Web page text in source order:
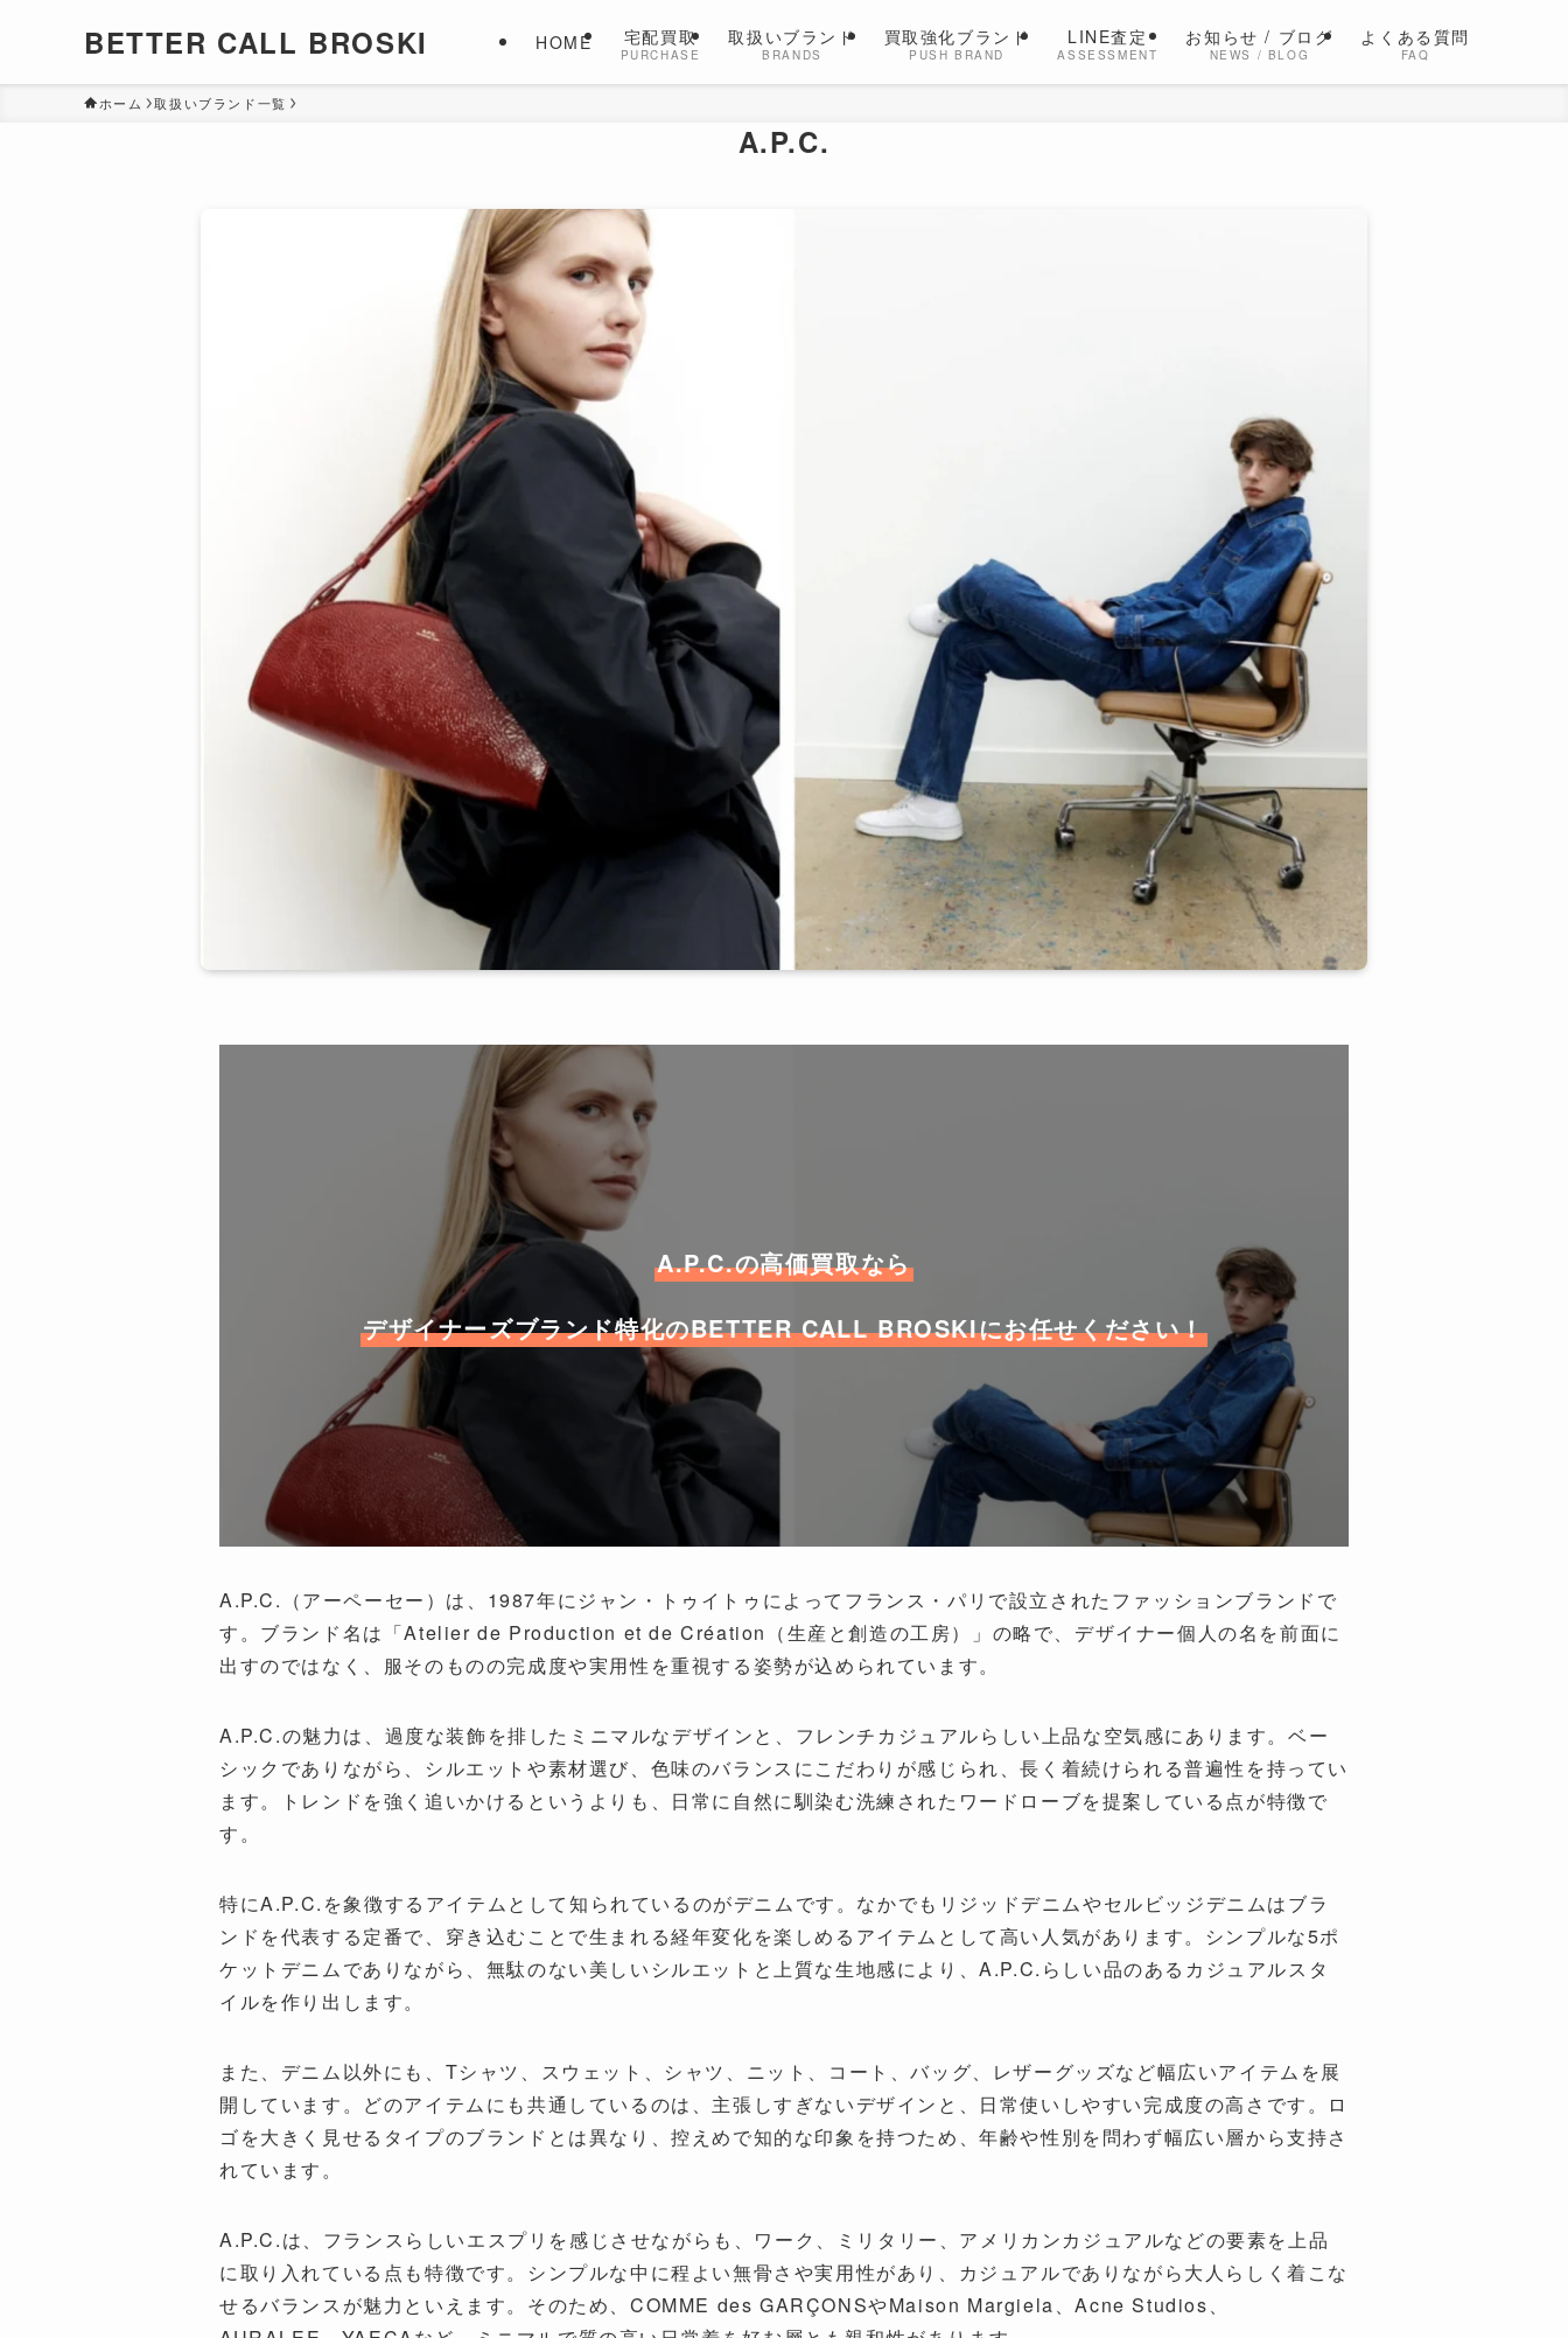
BETTER CALL BROSKI HOME 宅配買取
PURCHASE
取扱いブランド
BRANDS
買取強化ブランド
PUSH BRAND
LINE査定
ASSESSMENT
お知らせ / ブログ
NEWS / BLOG
よくある質問
FAQ
ホーム 取扱いブランド一覧
A.P.C.
A.P.C.の高価買取なら
デザイナーズブランド特化のBETTER CALL BROSKIにお任せください！
A.P.C.（アーペーセー）は、1987年にジャン・トゥイトゥによってフランス・パリで設立されたファッションブランドで
す。ブランド名は「Atelier de Production et de Création（生産と創造の工房）」の略で、デザイナー個人の名を前面に
出すのではなく、服そのものの完成度や実用性を重視する姿勢が込められています。
A.P.C.の魅力は、過度な装飾を排したミニマルなデザインと、フレンチカジュアルらしい上品な空気感にあります。ベー
シックでありながら、シルエットや素材選び、色味のバランスにこだわりが感じられ、長く着続けられる普遍性を持ってい
ます。トレンドを強く追いかけるというよりも、日常に自然に馴染む洗練されたワードローブを提案している点が特徴で
す。
特にA.P.C.を象徴するアイテムとして知られているのがデニムです。なかでもリジッドデニムやセルビッジデニムはブラ
ンドを代表する定番で、穿き込むことで生まれる経年変化を楽しめるアイテムとして高い人気があります。シンプルな5ポ
ケットデニムでありながら、無駄のない美しいシルエットと上質な生地感により、A.P.C.らしい品のあるカジュアルスタ
イルを作り出します。
また、デニム以外にも、Tシャツ、スウェット、シャツ、ニット、コート、バッグ、レザーグッズなど幅広いアイテムを展
開しています。どのアイテムにも共通しているのは、主張しすぎないデザインと、日常使いしやすい完成度の高さです。ロ
ゴを大きく見せるタイプのブランドとは異なり、控えめで知的な印象を持つため、年齢や性別を問わず幅広い層から支持さ
れています。
A.P.C.は、フランスらしいエスプリを感じさせながらも、ワーク、ミリタリー、アメリカンカジュアルなどの要素を上品
に取り入れている点も特徴です。シンプルな中に程よい無骨さや実用性があり、カジュアルでありながら大人らしく着こな
せるバランスが魅力といえます。そのため、COMME des GARÇONSやMaison Margiela、Acne Studios、